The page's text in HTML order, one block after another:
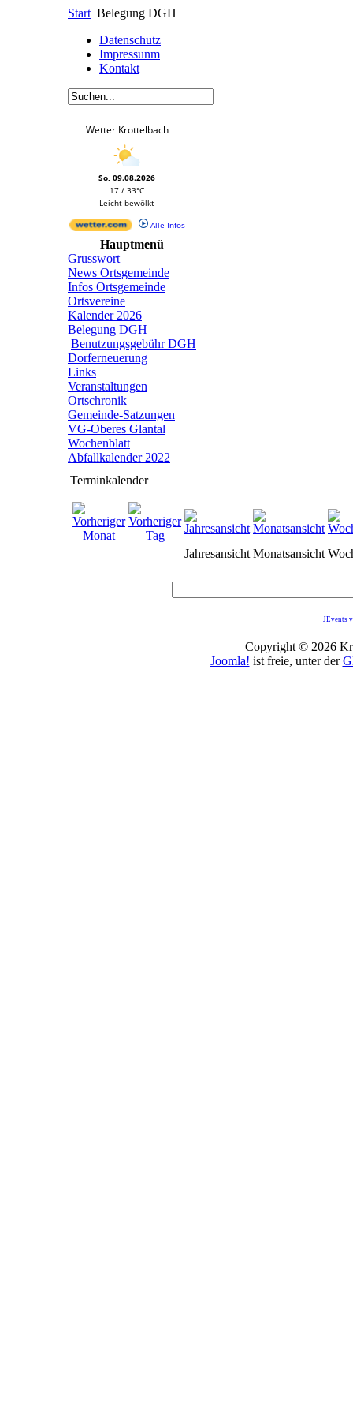
Start Belegung DGH
Datenschutz
Impressunm
Kontakt
Wetter Krottelbach
So, 09.08.2026
17 / 33°C
Leicht bewölkt
Alle Infos
Hauptmenü
Grusswort
News Ortsgemeinde
Infos Ortsgemeinde
Ortsvereine
Kalender 2026
Belegung DGH
Benutzungsgebühr DGH
Dorferneuerung
Links
Veranstaltungen
Ortschronik
Gemeinde-Satzungen
VG-Oberes Glantal
Wochenblatt
Abfallkalender 2022
Terminkalender
Jahresansicht Monatsansicht
JEvents
Copyright © 2026
Joomla! ist freie, unter der